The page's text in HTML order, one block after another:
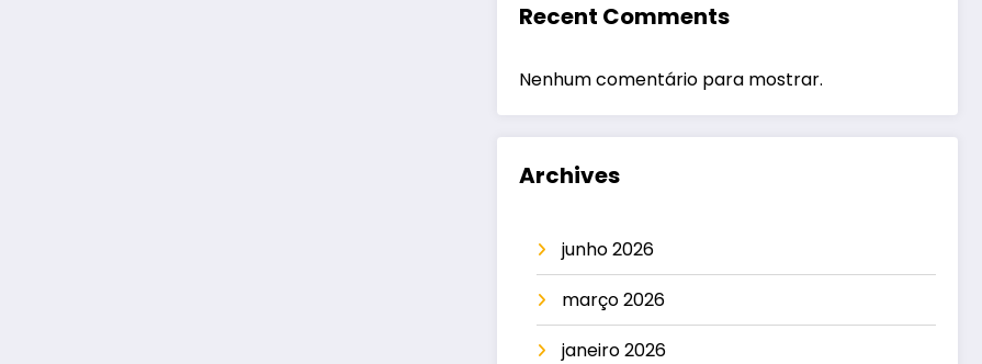
Recent Comments
Nenhum comentário para mostrar.
Archives
junho 2026
março 2026
janeiro 2026